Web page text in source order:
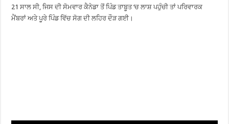
21 ਸਾਲ ਸੀ, ਜਿਸ ਦੀ ਸੋਮਵਾਰ ਕੈਨੇਡਾ ਤੋਂ ਪਿੰਡ ਤਾਬੂਤ ‘ਚ ਲਾਸ਼ ਪਹੁੰਚੀ ਤਾਂ ਪਰਿਵਾਰਕ
ਮੈਂਬਰਾਂ ਅਤੇ ਪੂਰੇ ਪਿੰਡ ਵਿੱਚ ਸੋਗ ਦੀ ਲਹਿਰ ਦੌੜ ਗਈ।